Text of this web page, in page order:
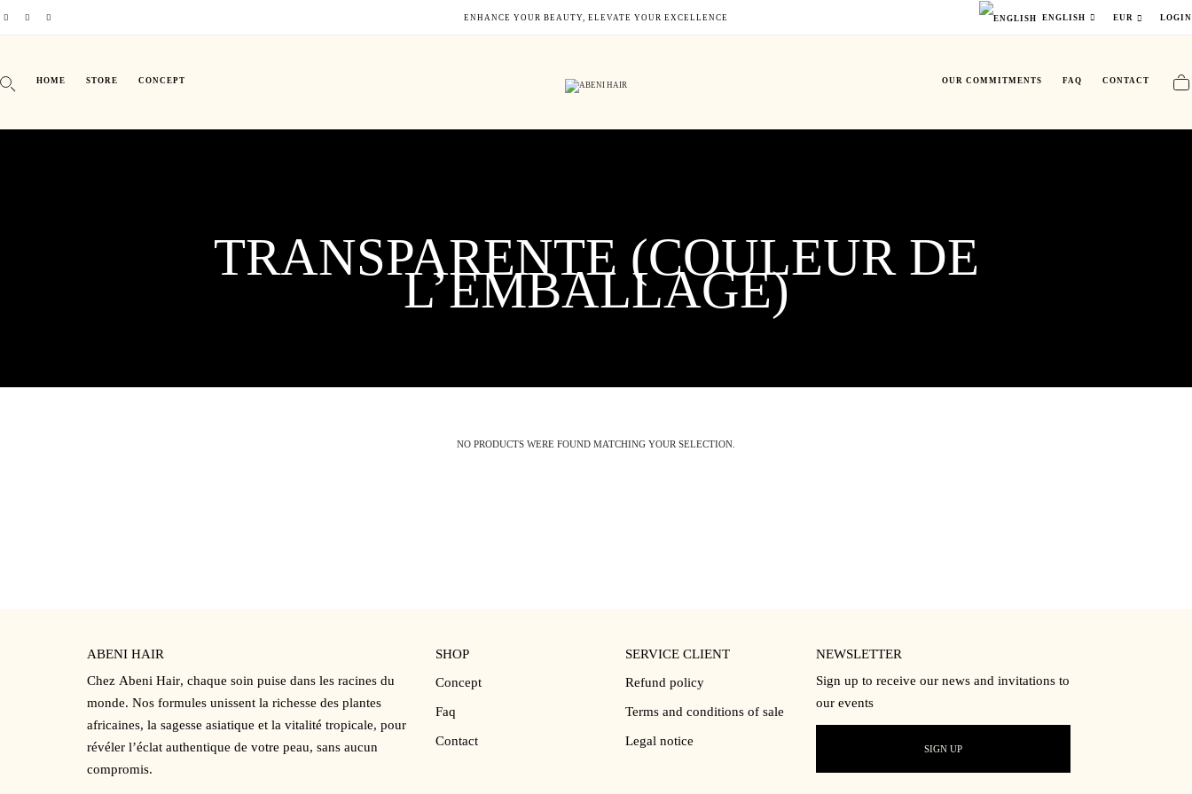
ENHANCE YOUR BEAUTY, ELEVATE YOUR EXCELLENCE ENGLISH EUR LOGIN
HOME STORE CONCEPT OUR COMMITMENTS FAQ CONTACT
TRANSPARENTE (COULEUR DE
L’EMBALLAGE)
NO PRODUCTS WERE FOUND MATCHING YOUR SELECTION.
ABENI HAIR
Chez Abeni Hair, chaque soin puise dans les racines du
monde. Nos formules unissent la richesse des plantes
africaines, la sagesse asiatique et la vitalité tropicale, pour
révéler l’éclat authentique de votre peau, sans aucun
compromis.
SHOP
Concept
Faq
Contact
SERVICE CLIENT
Refund policy
Terms and conditions of sale
Legal notice
NEWSLETTER
Sign up to receive our news and invitations to
our events